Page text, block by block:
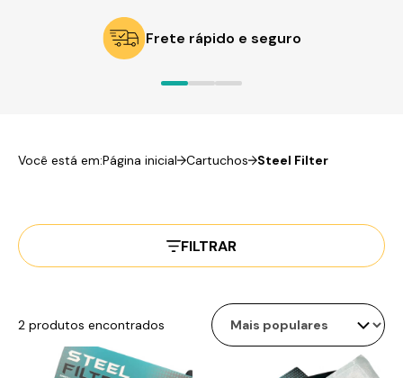
Frete rápido e seguro
Você está em:Página inicial Cartuchos Steel Filter
FILTRAR
2 produtos encontrados